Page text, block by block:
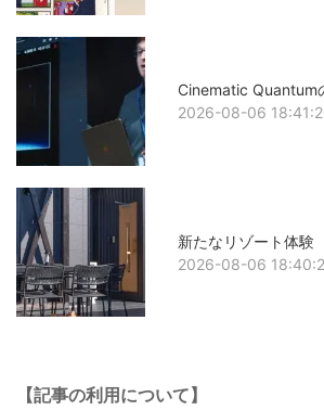
Cinematic Quantum
2026-08-06
新たなリゾート体験
2026-08-06
【記事の利用について】